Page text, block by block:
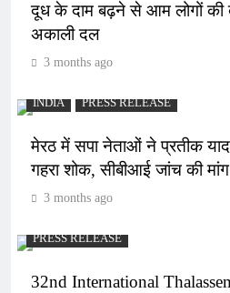
दूध के दाम बढ़ने से आम लोगों की
अकाली दल
3 months ago
INDIA PRESS RELEASE
मेरठ में सपा नेताओं ने प्रतीक
गहरा शोक, सीबीआई जांच की मांग
3 months ago
PRESS RELEASE
32nd International